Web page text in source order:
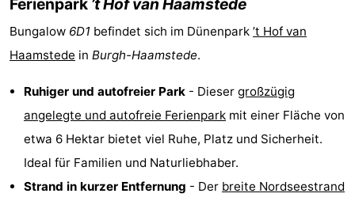
van
(mit
Lastminutes
Ferienpark ’t Hof van Haamstede
Bungalow 6D1 befindet sich im Dünenpark ’t Hof van
Haamstede in Burgh-Haamstede.
Ruhiger und autofreier Park - Dieser großzügig
angelegte und autofreie Ferienpark mit einer Fläche von
etwa 6 Hektar bietet viel Ruhe, Platz und Sicherheit.
Ideal für Familien und Naturliebhaber.
Strand in kurzer Entfernung - Der breite Nordseestrand